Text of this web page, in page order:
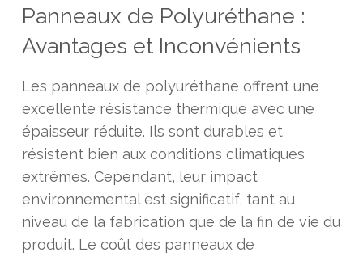
Panneaux de Polyuréthane :
Avantages et Inconvénients
Les panneaux de polyuréthane offrent une
excellente résistance thermique avec une
épaisseur réduite. Ils sont durables et
résistent bien aux conditions climatiques
extrêmes. Cependant, leur impact
environnemental est significatif, tant au
niveau de la fabrication que de la fin de vie du
produit. Le coût des panneaux de